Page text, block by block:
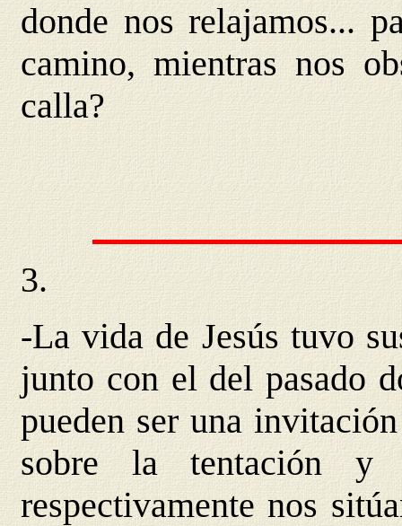
donde nos relajamos...
camino, mientras nos
calla?
3.
-La vida de Jesús tuvo
junto con el del pasado
pueden ser una
sobre la tentación y
respectivamente nos